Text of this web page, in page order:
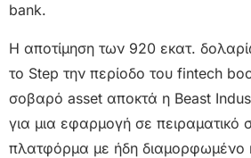
bank.
Η αποτίμηση των 920 εκατ.
το Step την περίοδο του fintech
σοβαρό asset αποκτά η Beast
για μια εφαρμογή σε πειραματικό
πλατφόρμα με ήδη διαμορφωμένο